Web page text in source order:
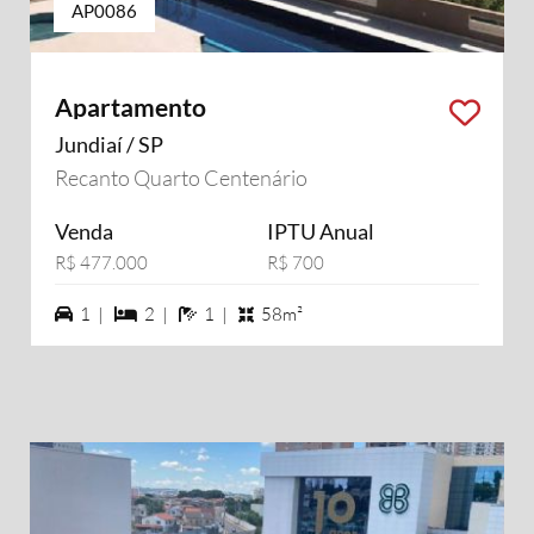
AP0086
Apartamento
Jundiaí / SP
Recanto Quarto Centenário
Venda
R$ 477.000
IPTU Anual
R$ 700
1 vagas na garagem
1 | 2 dormiórios
2 | 1 banheiros
1 | 58m²